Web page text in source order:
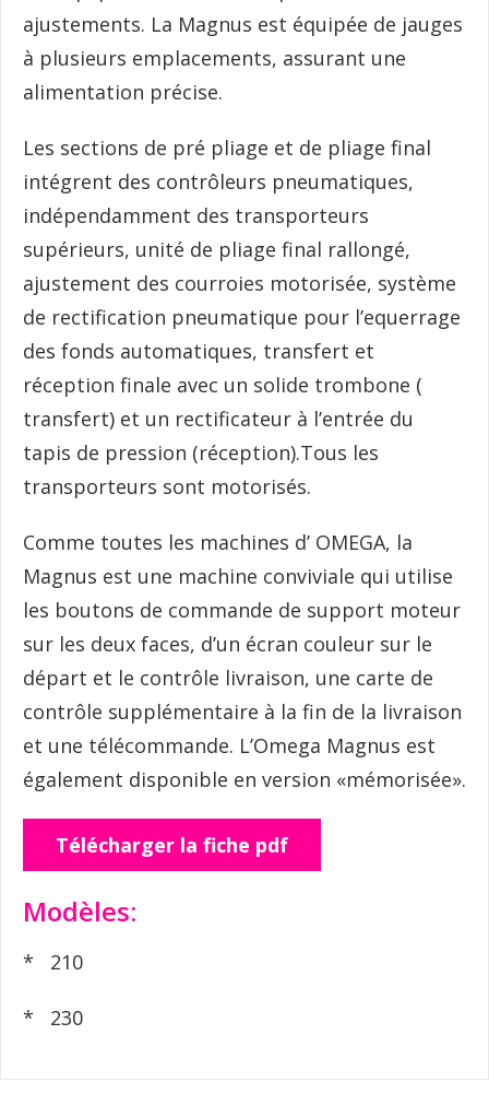
ajustements. La Magnus est équipée de jauges
à plusieurs emplacements, assurant une
alimentation précise.
Les sections de pré pliage et de pliage final
intégrent des contrôleurs pneumatiques,
indépendamment des transporteurs
supérieurs, unité de pliage final rallongé,
ajustement des courroies motorisée, système
de rectification pneumatique pour l’equerrage
des fonds automatiques, transfert et
réception finale avec un solide trombone (
transfert) et un rectificateur à l’entrée du
tapis de pression (réception).Tous les
transporteurs sont motorisés.
Comme toutes les machines d’ OMEGA, la
Magnus est une machine conviviale qui utilise
les boutons de commande de support moteur
sur les deux faces, d’un écran couleur sur le
départ et le contrôle livraison, une carte de
contrôle supplémentaire à la fin de la livraison
et une télécommande. L’Omega Magnus est
également disponible en version «mémorisée».
Télécharger la fiche pdf
Modèles:
* 210
* 230